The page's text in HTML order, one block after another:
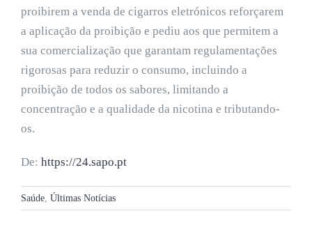
proibirem a venda de cigarros eletrónicos reforçarem
a aplicação da proibição e pediu aos que permitem a
sua comercialização que garantam regulamentações
rigorosas para reduzir o consumo, incluindo a
proibição de todos os sabores, limitando a
concentração e a qualidade da nicotina e tributando-
os.
De: https://24.sapo.pt
Saúde Últimas Notícias